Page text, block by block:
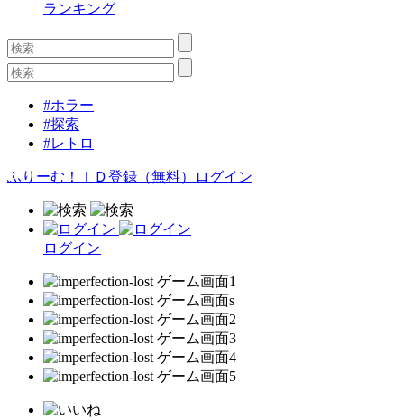
ランキング
#ホラー
#探索
#レトロ
ふりーむ！ＩＤ登録（無料） ログイン
ログイン